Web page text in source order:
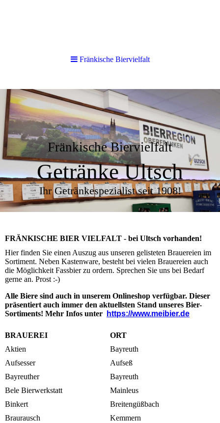
Fränkische Biervielfalt
Getränke Ultsch
Ihr Getränkespezialist seit 1908!
FRÄNKISCHE BIER VIELFALT - bei Ultsch vorhanden!
Hier finden Sie einen Auszug aus unseren gelisteten Brauereien im
Sortiment. Neben Kastenware, besteht bei vielen Brauereien auch
die Möglichkeit Fassbier zu ordern. Sprechen Sie uns bei Bedarf
gerne an. Prost :-)
Alle Biere sind auch in unserem Onlineshop verfügbar. Dieser
präsentiert auch immer den aktuellsten Stand unseres Bier-
Sortiments! Mehr Infos unter
https://www.meibier.de
BRAUEREI
ORT
Aktien
Bayreuth
Aufsesser
Aufseß
Bayreuther
Bayreuth
Bele Bierwerkstatt
Mainleus
Binkert
Breitengüßbach
Braurausch
Kemmern
Fränkische Biervielfalt